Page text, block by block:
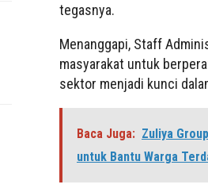
tegasnya.
Menanggapi, Staff
masyarakat untuk
sektor menjadi kunci
Baca Juga: Zuliya
untuk Bantu Warga